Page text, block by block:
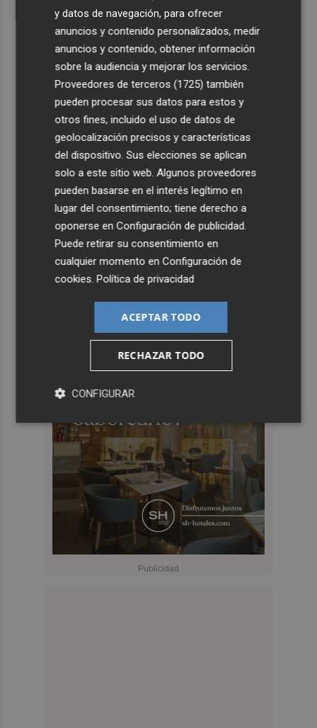
y datos de navegación, para ofrecer
anuncios y contenido personalizados, medir
anuncios y contenido, obtener información
sobre la audiencia y mejorar los servicios.
Proveedores de terceros (1725) también
pueden procesar sus datos para estos y
otros fines, incluido el uso de datos de
geolocalización precisos y características
del dispositivo. Sus elecciones se aplican
solo a este sitio web. Algunos proveedores
pueden basarse en el interés legítimo en
lugar del consentimiento; tiene derecho a
oponerse enConfiguración de publicidad
Puede retirar su consentimiento en
cualquier momento enConfiguración de
cookies .Política de privacidad
ACEPTAR TODO
RECHAZAR TODO
CONFIGURAR